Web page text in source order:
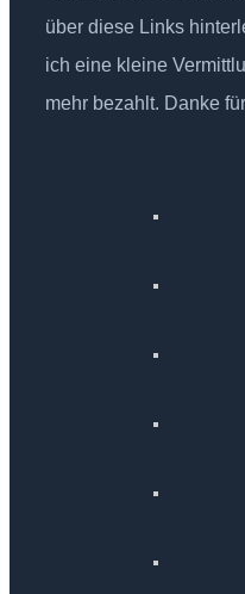
über diese Links
ich eine kleine
mehr bezahlt. Danke